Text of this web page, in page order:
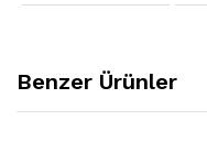
Benzer Ürünler